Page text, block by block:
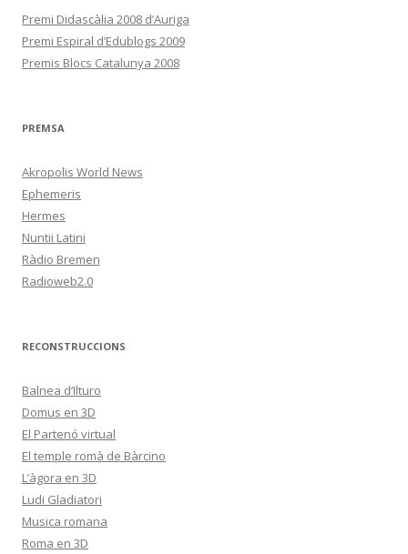
Premi Didascàlia 2008 d’Auriga
Premi Espiral d’Edublogs 2009
Premis Blocs Catalunya 2008
PREMSA
Akropolis World News
Ephemeris
Hermes
Nuntii Latini
Ràdio Bremen
Radioweb2.0
RECONSTRUCCIONS
Balnea d’Ilturo
Domus en 3D
El Partenó virtual
El temple romà de Bàrcino
L’àgora en 3D
Ludi Gladiatori
Musica romana
Roma en 3D